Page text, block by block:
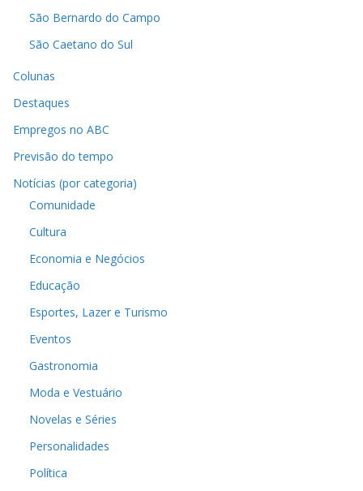
São Bernardo do Campo
São Caetano do Sul
Colunas
Destaques
Empregos no ABC
Previsão do tempo
Notícias (por categoria)
Comunidade
Cultura
Economia e Negócios
Educação
Esportes, Lazer e Turismo
Eventos
Gastronomia
Moda e Vestuário
Novelas e Séries
Personalidades
Política